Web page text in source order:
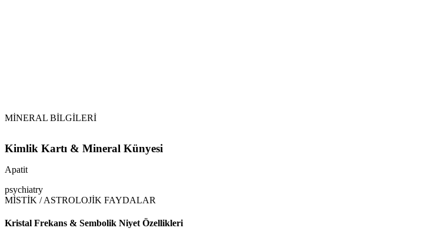
MİNERAL BİLGİLERİ
Kimlik Kartı & Mineral Künyesi
Apatit
psychiatry
MİSTİK / ASTROLOJİK FAYDALAR
Kristal Frekans & Sembolik Niyet Özellikleri